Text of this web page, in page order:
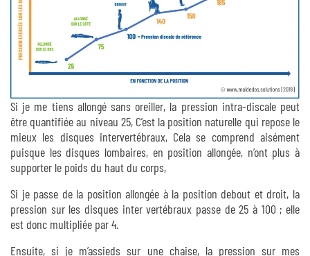
Si je me tiens allongé sans oreiller, la pression intra-discale peut
être quantifiée au niveau 25, C’est la position naturelle qui repose le
mieux les disques intervertébraux, Cela se comprend aisément
puisque les disques lombaires, en position allongée, n’ont plus à
supporter le poids du haut du corps,
Si je passe de la position allongée à la position debout et droit, la
pression sur les disques inter vertébraux passe de 25 à 100 ; elle
est donc multipliée par 4.
Ensuite, si je m’assieds sur une chaise, la pression sur mes